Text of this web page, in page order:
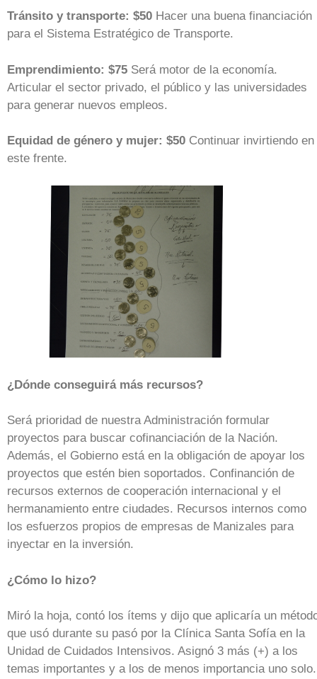
Tránsito y transporte: $50 Hacer una buena financiación
para el Sistema Estratégico de Transporte.
Emprendimiento: $75 Será motor de la economía.
Articular el sector privado, el público y las universidades
para generar nuevos empleos.
Equidad de género y mujer: $50 Continuar invirtiendo en
este frente.
¿Dónde conseguirá más recursos?
Será prioridad de nuestra Administración formular
proyectos para buscar cofinanciación de la Nación.
Además, el Gobierno está en la obligación de apoyar los
proyectos que estén bien soportados. Confinanción de
recursos externos de cooperación internacional y el
hermanamiento entre ciudades. Recursos internos como
los esfuerzos propios de empresas de Manizales para
inyectar en la inversión.
¿Cómo lo hizo?
Miró la hoja, contó los ítems y dijo que aplicaría un
que usó durante su pasó por la Clínica Santa Sofía en la
Unidad de Cuidados Intensivos. Asignó 3 más (+) a los
temas importantes y a los de menos importancia uno solo.